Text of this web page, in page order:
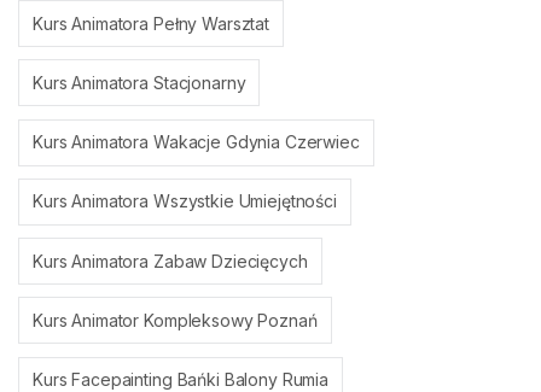
Kurs Animatora Pełny Warsztat
Kurs Animatora Stacjonarny
Kurs Animatora Wakacje Gdynia Czerwiec
Kurs Animatora Wszystkie Umiejętności
Kurs Animatora Zabaw Dziecięcych
Kurs Animator Kompleksowy Poznań
Kurs Facepainting Bańki Balony Rumia